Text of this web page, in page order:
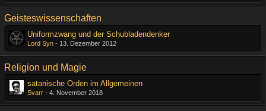
Geisteswissenschaften
Uniformzwang und der Schubladendenker
Lord Syn - 13. Dezember 2012
Religion und Magie
satanische Orden im Allgemeinen
Svarr - 4. November 2018